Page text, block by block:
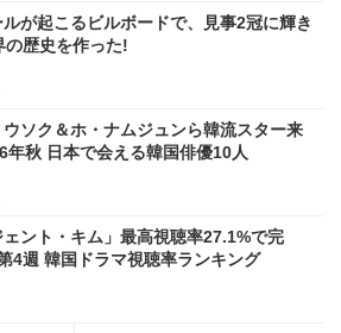
が起こるビルボードで、見事2冠に輝き
の歴史を作った!
ウソク＆ホ・ナムジュンら韓流スター来
年秋 日本で会える韓国俳優10人
ェント・キム」最高視聴率27.1%で完
4週 韓国ドラマ視聴率ランキング